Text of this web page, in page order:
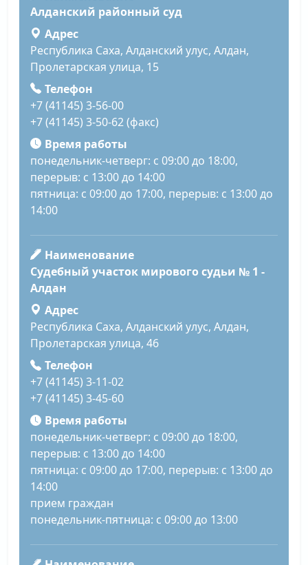
Алданский районный суд
Адрес
Республика Саха, Алданский улус, Алдан,
Пролетарская улица, 15
Телефон
+7 (41145) 3-56-00
+7 (41145) 3-50-62 (факс)
Время работы
понедельник-четверг: с 09:00 до 18:00,
перерыв: с 13:00 до 14:00
пятница: с 09:00 до 17:00, перерыв: с 13:00 до
14:00
Наименование
Судебный участок мирового судьи № 1 -
Алдан
Адрес
Республика Саха, Алданский улус, Алдан,
Пролетарская улица, 46
Телефон
+7 (41145) 3-11-02
+7 (41145) 3-45-60
Время работы
понедельник-четверг: с 09:00 до 18:00,
перерыв: с 13:00 до 14:00
пятница: с 09:00 до 17:00, перерыв: с 13:00 до
14:00
прием граждан
понедельник-пятница: с 09:00 до 13:00